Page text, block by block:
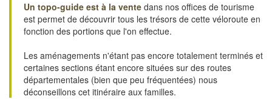
Un topo-guide est à la vente dans nos offices de tourisme
est permet de découvrir tous les trésors de cette véloroute en
fonction des portions que l'on effectue.
Les aménagements n'étant pas encore totalement terminés et
certaines sections étant encore situées sur des routes
départementales (bien que peu fréquentées) nous
déconseillons cet itinéraire aux familles.